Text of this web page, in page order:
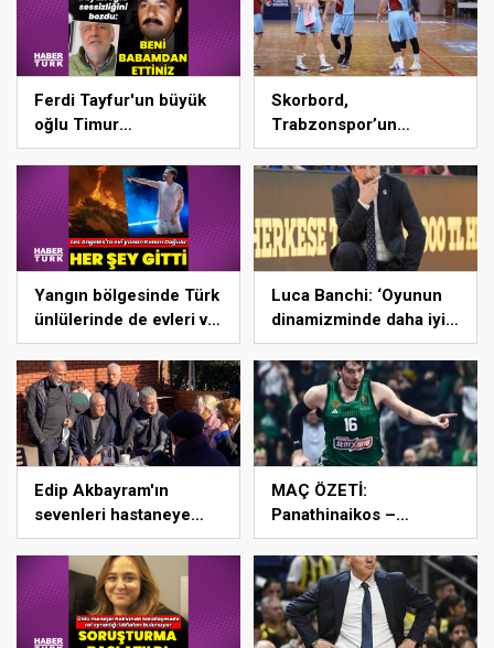
Ferdi Tayfur'un büyük
oğlu Timur
Turanbayburt'tan
açıklama Magazin
haberleri
Skorbord,
Trabzonspor’un
basketbol maçını
erteletti
Yangın bölgesinde Türk
ünlülerinde de evleri var
– Magazin haberleri
Luca Banchi: ‘Oyunun
dinamizminde daha iyi
olmak zorundayız’
Edip Akbayram'ın
sevenleri hastaneye
akın ediyor – Magazin
habetrleri
MAÇ ÖZETİ:
Panathinaikos –
Partizan